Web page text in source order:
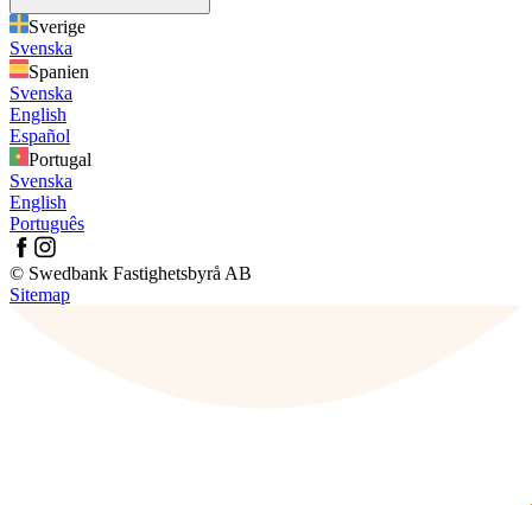
Sverige
Svenska
Spanien
Svenska
English
Español
Portugal
Svenska
English
Português
© Swedbank Fastighetsbyrå AB
Sitemap